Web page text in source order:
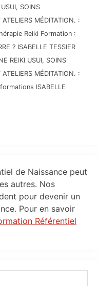
SOINS
MÉDITATION. :
Reiki Formation :
? ISABELLE TESSIER
REIKI USUI, SOINS
MÉDITATION. :
ISABELLE
de Naissance peut
autres. Nos
pour devenir un
Pour en savoir
Référentiel